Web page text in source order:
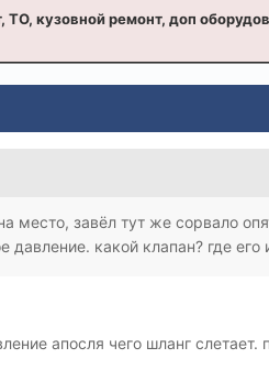
ТО, кузовной ремонт, доп
место, завёл тут же сорвало
какой клапан? где
апосля чего шланг